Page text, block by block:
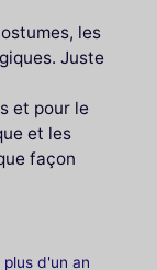
les
Juste
et pour le
et les
façon
d'un an